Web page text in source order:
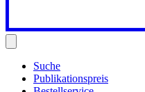
Suche
Publikationspreis